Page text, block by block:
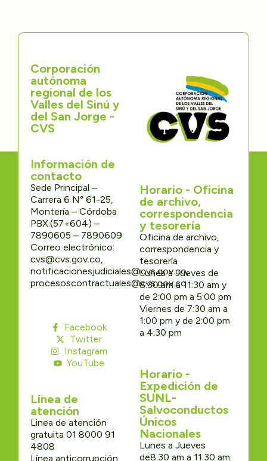
Participa
Trámites y Servicios
Contáctenos
Corporación
autónoma
regional de los
Valles del Sinú y
del San Jorge -
CVS
Información de
contacto
Sede Principal –
Carrera 6 N° 61-25,
Montería – Córdoba
PBX:(57+604) –
7890605 – 7890609
Correo electrónico:
cvs@cvs.gov.co,
notificacionesjudiciales@cvs.gov.co,
procesoscontractuales@cvs.gov.co
Facebook
Twitter
Instagram
YouTube
Línea de
atención
Linea de atención
gratuita 01 8000 91
4808
Línea anticorrupción
Horario - Oficina
de archivo,
correspondencia
y tesorería
Oficina de archivo,
correspondencia y
tesorería
Lunes a Jueves de
8:30 am a 11:30 am y
de 2:00 pm a 5:00 pm
Viernes de 7:30 am a
1:00 pm y de 2:00 pm
a 4:30 pm
Horario -
Expedición de
SUNL-
Salvoconductos
Únicos
Nacionales
Lunes a Jueves
de8:30 am a 11:30 am